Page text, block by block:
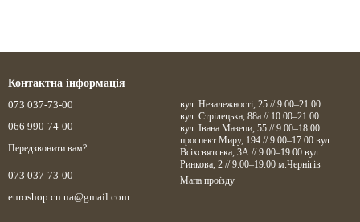
Контактна інформація
073 037-73-00
066 990-74-00
Передзвонити вам?
073 037-73-00
euroshop.cn.ua@gmail.com
вул. Незалежності, 25 // 9.00–21.00
вул. Стрілецька, 88а // 10.00–21.00
вул. Івана Мазепи, 55 // 9.00–18.00
проспект Миру, 194 // 9.00–17.00 вул.
Всіхсвятська, 3А // 9.00–19.00 вул.
Ринкова, 2 // 9.00–19.00 м.Чернігів
Мапа проїзду